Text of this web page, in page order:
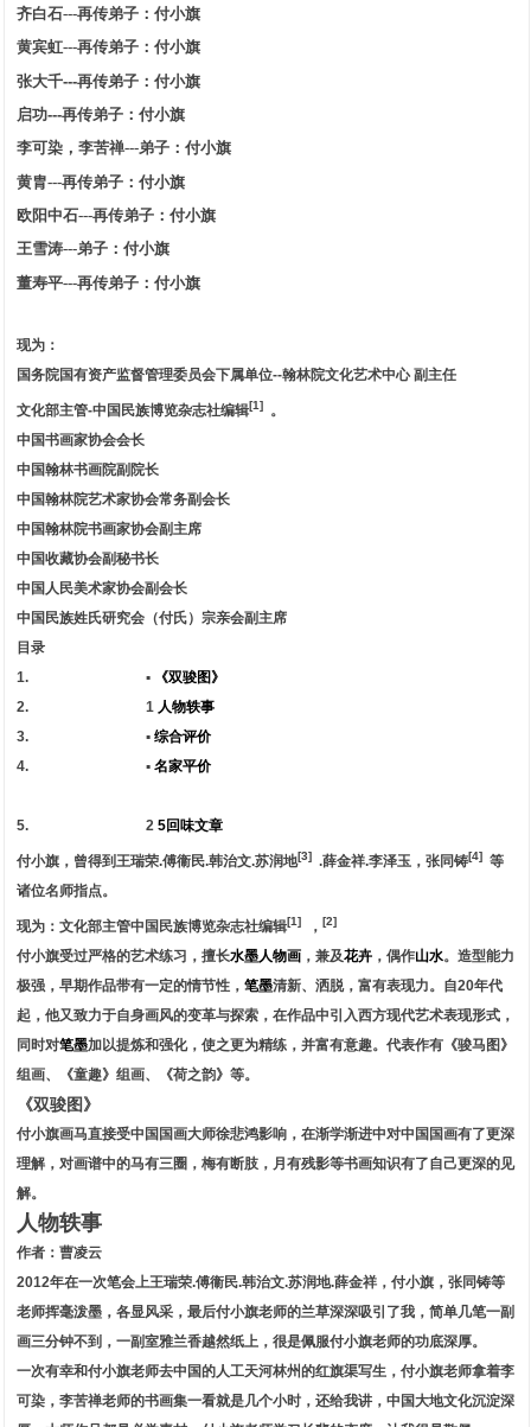
齐白石---再传弟子：付小旗
黄宾虹---再传弟子：付小旗
张大千---再传弟子：付小旗
启功---再传弟子：付小旗
李可染，李苦禅---弟子：付小旗
黄胄---再传弟子：付小旗
欧阳中石---再传弟子：付小旗
王雪涛---弟子：付小旗
董寿平---再传弟子：付小旗
现为：
国务院国有资产监督管理委员会下属单位--翰林院文化艺术中心 副主任
文化部主管-中国民族博览杂志社编辑[1]
。
中国书画家协会会长
中国翰林书画院副院长
中国翰林院艺术家协会常务副会长
中国翰林院书画家协会副主席
中国收藏协会副秘书长
中国人民美术家协会副会长
中国民族姓氏研究会（付氏）宗亲会副主席
目录
1. ▪
《双骏图》
2. 1 人物轶事
3. ▪ 综合评价
4. ▪ 名家平价
5. 2 5回味文章
付小旗，曾得到王瑞荣.傅衞民.韩治文.苏润地[3] .薛金祥.李泽玉，张同铸[4] 等
诸位名师指点。
现为：文化部主管中国民族博览杂志社编辑[1] ， [2]
付小旗受过严格的艺术练习，擅长水墨人物画 ，兼及花卉 ，偶作山水。造型能力
极强，早期作品带有一定的情节性， 笔墨清新、洒脱，富有表现力。自20年代
起，他又致力于自身画风的变革与探索，在作品中引入西方现代艺术表现形式，
同时对笔墨加以提炼和强化，使之更为精练，并富有意趣。代表作有《骏马图》
组画、《童趣》组画、《荷之韵》等。
《双骏图》
付小旗画马直接受中国国画大师徐悲鸿影响，在渐学渐进中对中国国画有了更深
理解，对画谱中的马有三圈，梅有断肢，月有残影等书画知识有了自己更深的见
解。
人物轶事
作者：曹凌云
2012年在一次笔会上王瑞荣.傅衞民.韩治文.苏润地.薛金祥，付小旗，张同铸等
老师挥毫泼墨，各显风采，最后付小旗老师的兰草深深吸引了我，简单几笔一副
画三分钟不到，一副室雅兰香越然纸上，很是佩服付小旗老师的功底深厚。
一次有幸和付小旗老师去中国的人工天河林州的红旗渠写生，付小旗老师拿着李
可染，李苦禅老师的书画集一看就是几个小时，还给我讲，中国大地文化沉淀深